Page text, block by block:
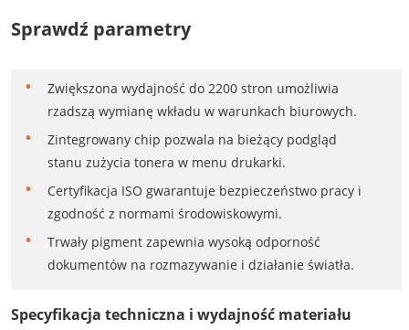
Sprawdź parametry
Zwiększona wydajność do 2200 stron umożliwia
rzadszą wymianę wkładu w warunkach biurowych.
Zintegrowany chip pozwala na bieżący podgląd
stanu zużycia tonera w menu drukarki.
Certyfikacja ISO gwarantuje bezpieczeństwo pracy i
zgodność z normami środowiskowymi.
Trwały pigment zapewnia wysoką odporność
dokumentów na rozmazywanie i działanie światła.
Specyfikacja techniczna i wydajność materiału